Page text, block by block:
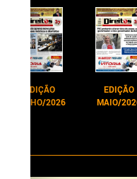
EDIÇÃO
JUNHO/2026
EDIÇÃO
MAIO/